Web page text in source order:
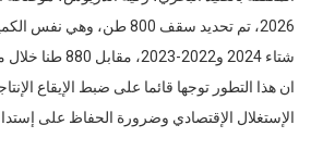
2026، تم تحديد سقف 800 طن،
ان هذا التطور توجها قائما على ضبط الإيقاع
الإستغلال الإقتصادي وضرورة الحفاظ على